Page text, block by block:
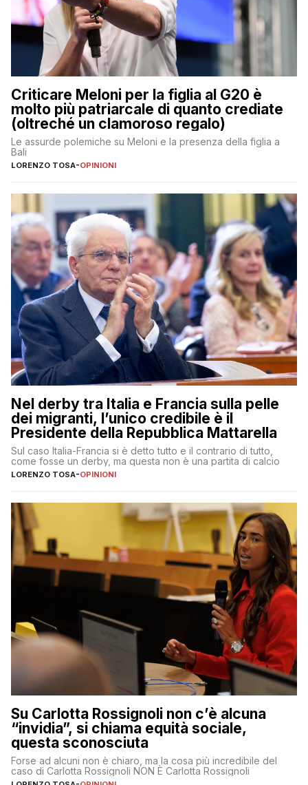
Criticare Meloni per la figlia al G20 è
molto più patriarcale di quanto crediate
(oltreché un clamoroso regalo)
Le assurde polemiche su Meloni e la presenza della figlia a
Bali
LORENZO TOSA-OPINIONI
Nel derby tra Italia e Francia sulla pelle
dei migranti, l’unico credibile è il
Presidente della Repubblica Mattarella
Sul caso Italia-Francia si è detto tutto e il contrario di tutto,
come fosse un derby, ma questa non è una partita di calcio
LORENZO TOSA-OPINIONI
Su Carlotta Rossignoli non c’è alcuna
“invidia”, si chiama equità sociale,
questa sconosciuta
Forse ad alcuni non è chiaro, ma la cosa più incredibile del
caso di Carlotta Rossignoli NON È Carlotta Rossignoli